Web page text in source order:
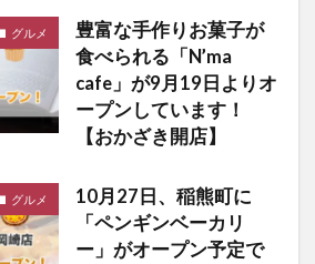
グルメ
豊富な手作りお菓子が
食べられる「N’ma
cafe」が9月19日よりオ
ープンしています！
【おかざき開店】
グルメ
10月27日、稲熊町に
「ペンギンベーカリ
ー」がオープン予定で